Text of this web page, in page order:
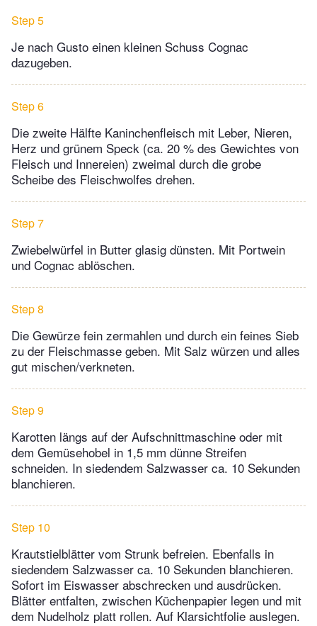
Step 5
Je nach Gusto einen kleinen Schuss Cognac
dazugeben.
Step 6
Die zweite Hälfte Kaninchenfleisch mit Leber, Nieren,
Herz und grünem Speck (ca. 20 % des Gewichtes von
Fleisch und Innereien) zweimal durch die grobe
Scheibe des Fleischwolfes drehen.
Step 7
Zwiebelwürfel in Butter glasig dünsten. Mit Portwein
und Cognac ablöschen.
Step 8
Die Gewürze fein zermahlen und durch ein feines Sieb
zu der Fleischmasse geben. Mit Salz würzen und alles
gut mischen/verkneten.
Step 9
Karotten längs auf der Aufschnittmaschine oder mit
dem Gemüsehobel in 1,5 mm dünne Streifen
schneiden. In siedendem Salzwasser ca. 10 Sekunden
blanchieren.
Step 10
Krautstielblätter vom Strunk befreien. Ebenfalls in
siedendem Salzwasser ca. 10 Sekunden blanchieren.
Sofort im Eiswasser abschrecken und ausdrücken.
Blätter entfalten, zwischen Küchenpapier legen und mit
dem Nudelholz platt rollen. Auf Klarsichtfolie auslegen.